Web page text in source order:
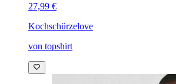
27,99 €
Kochschürzelove
von topshirt